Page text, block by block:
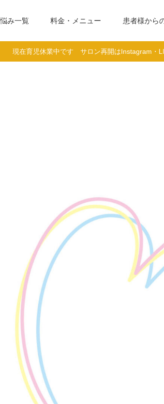
み一覧 料金・メニュー 患者様から
現在育児休業中です サロン再開はInstagram・